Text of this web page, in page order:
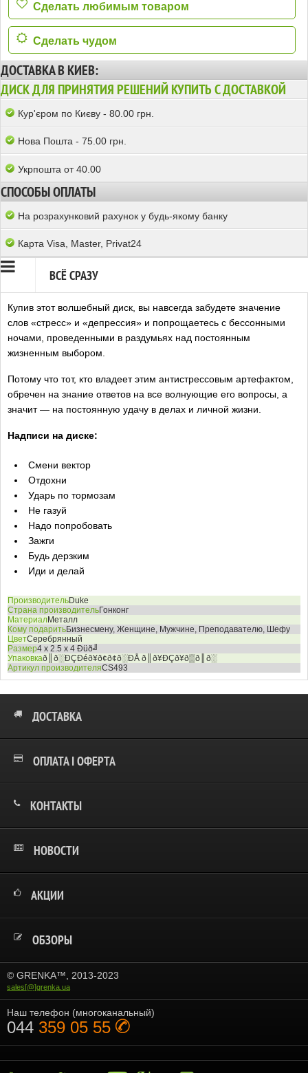
Сделать любимым товаром
Сделать чудом
ДОСТАВКА В КИЕВ:
ДИСК ДЛЯ ПРИНЯТИЯ РЕШЕНИЙ КУПИТЬ С ДОСТАВКОЙ
Кур'єром по Києву - 80.00 грн.
Нова Пошта - 75.00 грн.
Укрпошта от 40.00
СПОСОБЫ ОПЛАТЫ
На розрахунковий рахунок у будь-якому банку
Карта Visa, Master, Privat24
ВСЁ СРАЗУ
Купив этот волшебный диск, вы навсегда забудете значение
слов «стресс» и «депрессия» и попрощаетесь с бессонными
ночами, проведенными в раздумьях над постоянным
жизненным выбором.
Потому что тот, кто владеет этим антистрессовым артефактом,
обречен на знание ответов на все волнующие его вопросы, а
значит — на постоянную удачу в делах и личной жизни.
Надписи на диске:
Смени вектор
Отдохни
Ударь по тормозам
Не газуй
Надо попробовать
Зажги
Будь дерзким
Иди и делай
ПроизводительDuke
Страна производительГонконг
МатериалМеталл
Кому подаритьБизнесмену, Женщине, Мужчине, Преподавателю, Шефу
ЦветСеребрянный
Размер4 x 2.5 x 4 Ðüð╝
Упаковкаð║ð░ÐÇÐéð¥ð¢ð¢ð░ÐÅ ð║ð¥ÐÇð¥ð▒ð║ð░
Артикул производителяCS493
ДОСТАВКА
ОПЛАТА І ОФЕРТА
КОНТАКТЫ
НОВОСТИ
АКЦИИ
ОБЗОРЫ
© GRENKA™, 2013-2023
sales[@]grenka.ua
Наш телефон (многоканальный)
044 359 05 55